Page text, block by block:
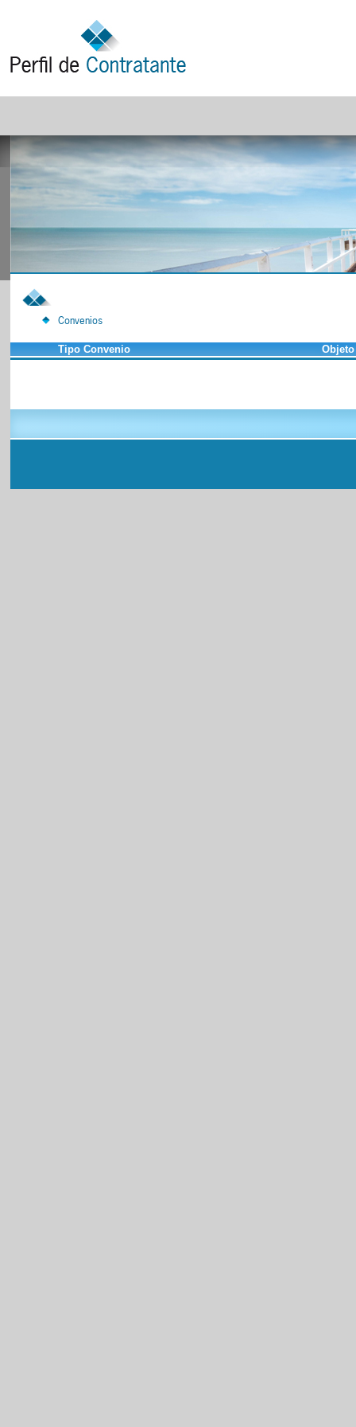
Convenios
Tipo Convenio Objeto